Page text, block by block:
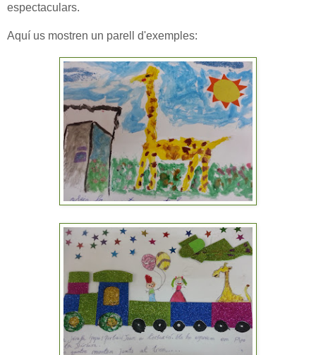
espectaculars.
Aquí us mostren un parell d'exemples: